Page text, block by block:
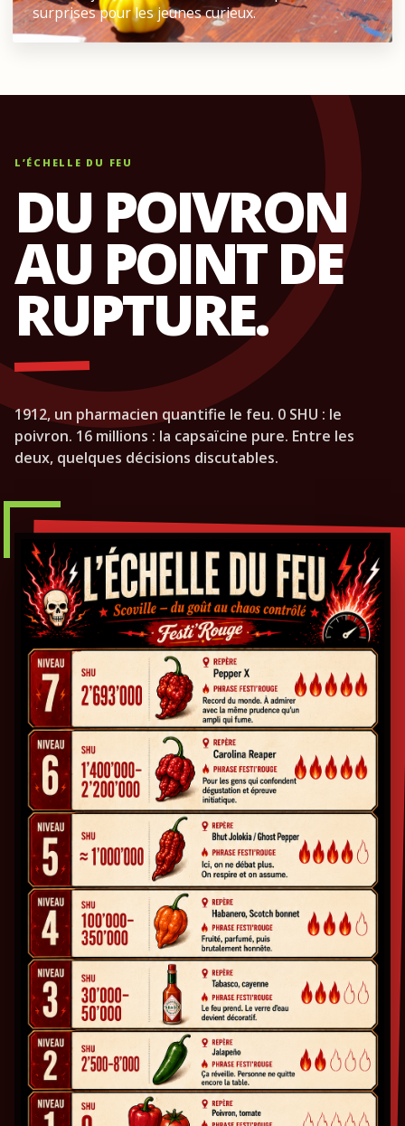
surprises pour les jeunes curieux.
L’ÉCHELLE DU FEU
DU POIVRON
AU POINT DE
RUPTURE.
1912, un pharmacien quantifie le feu. 0 SHU : le
poivron. 16 millions : la capsaïcine pure. Entre les
deux, quelques décisions discutables.